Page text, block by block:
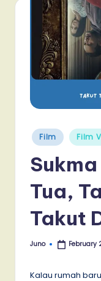
Posted
in
Film Film
Tua,
Takut
Posted
Juno February
Kalau rumah